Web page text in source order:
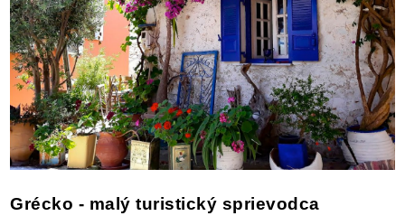
Grécko - malý turistický sprievodca